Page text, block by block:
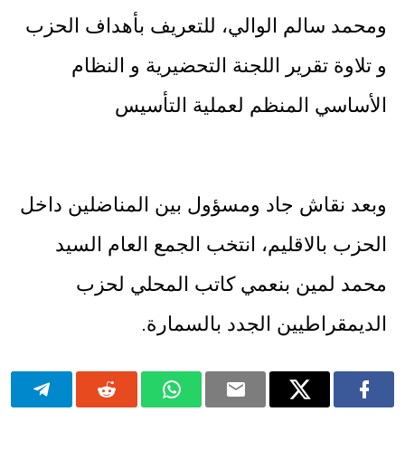
ومحمد سالم الوالي، للتعريف بأهداف الحزب
و تلاوة تقرير اللجنة التحضيرية و النظام
الأساسي المنظم لعملية التأسيس
وبعد نقاش جاد ومسؤول بين المناضلين داخل
الحزب بالاقليم، انتخب الجمع العام السيد
محمد لمين بنعمي كاتب المحلي لحزب
الديمقراطيين الجدد بالسمارة.